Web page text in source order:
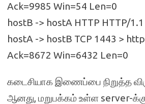
Ack=9985 Win=54 Len=0
hostB -> hostA HTTP HTTP/
hostA -> hostB TCP 1443 >
Ack=8672 Win=6432 Len=0
கடைசியாக இணைப்பை நிறுத்த
ஆனது, மறுபக்கம் உள்ள server-